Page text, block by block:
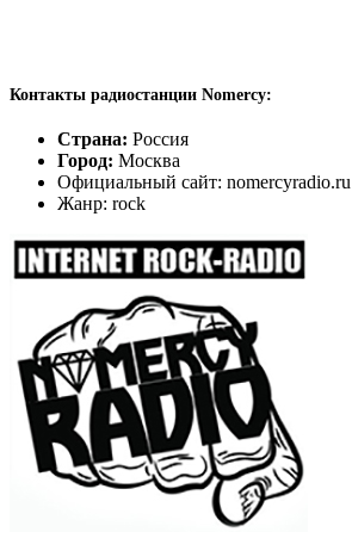
Контакты радиостанции Nomercy:
Страна: Россия
Город: Москва
Официальный сайт: nomercyradio.ru
Жанр: rock